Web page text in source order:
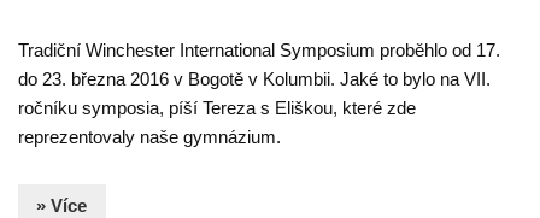
Tradiční Winchester International Symposium proběhlo od 17.
do 23. března 2016 v Bogotě v Kolumbii. Jaké to bylo na VII.
ročníku symposia, píší Tereza s Eliškou, které zde
reprezentovaly naše gymnázium.
» Více